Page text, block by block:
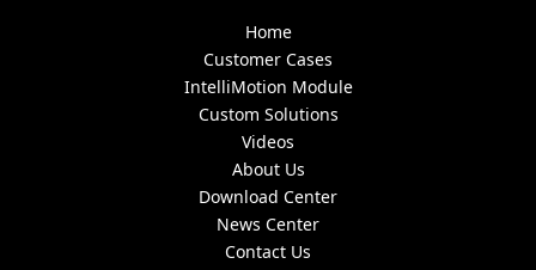
Home
Customer Cases
IntelliMotion Module
Custom Solutions
Videos
About Us
Download Center
News Center
Contact Us